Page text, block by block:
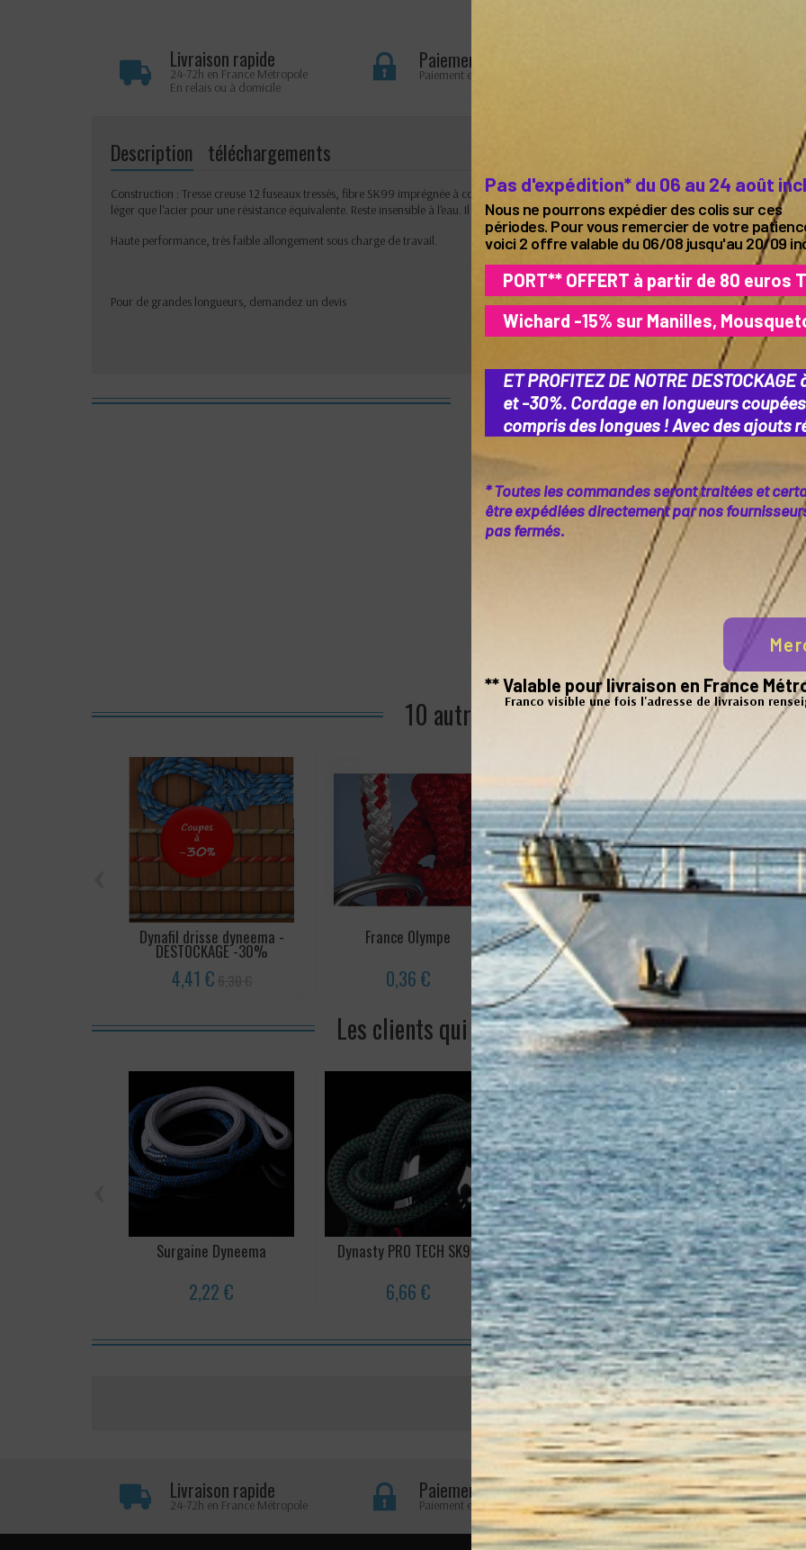
Livraison rapide
24-72h en France Métropole
En relais ou à domicile
Paiement sécurisé
Paiement en ligne 100% sécurisé Retours possibles pendant
Description téléchargements
Construction : Tresse creuse 12 fuseaux tressés, fibre SK99 imprégnée à coeur d'une solution à base PU, étirée à chaud. Facile à épisser, ce
léger que l'acier pour une résistance équivalente. Reste insensible à l'eau. Il a une excellente tenue aux UV et grande stabilité.
Haute performance, très faible allongement sous charge de travail.
Pour de grandes longueurs, demandez un devis
Produits & Services Associés
Epissures sur Tresse creuse
type dyneema
21,60 €
10 autres produits dans la même catégorie :
Dynafil drisse dyneema -
DESTOCKAGE -30%
4,41 €
France Olympe
0,36 €
Tresse Dyneema SK78
Tressage long
0,78 €
Les clients qui ont acheté ce produit ont également
Surgaine Dyneema
2,22 €
Dynasty PRO TECH SK99
6,66 €
DinghyMotion Dyneema
0,30 €
Poulie
Avis (0)
Aucun avis n'a été publié pour le moment.
Livraison rapide
24-72h en France Métropole
Paiement sécurisé
Paiement en ligne 100% sécurisé
Retours faciles
Retours possibles
Nous ne pourrons expédier des colis sur ces
périodes. Pour vous remercier de votre
voici 2 offre valable du 06/08 jusqu'au 20/09
PORT** OFFERT à partir de 80 euros
Wichard -15% sur Manilles,
ET PROFITEZ DE NOTRE DESTOCKAGE
et -30%. Cordage en longueurs
compris des longues ! Avec des ajouts
* Toutes les commandes seront traitées et
être expédiées directement par nos
pas fermés.
** Valable pour livraison en France
Pas d'expédition* du 06 au 24 août
Franco visible une fois l'adresse de livraison